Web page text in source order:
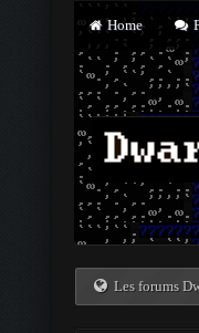
Home
Les forums